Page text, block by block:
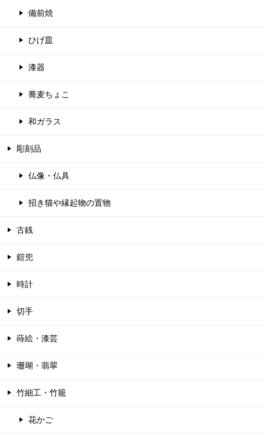
備前焼
ひげ皿
漆器
蕎麦ちょこ
和ガラス
彫刻品
仏像・仏具
招き猫や縁起物の置物
古銭
鎧兜
時計
切手
蒔絵・漆芸
珊瑚・翡翠
竹細工・竹籠
花かご